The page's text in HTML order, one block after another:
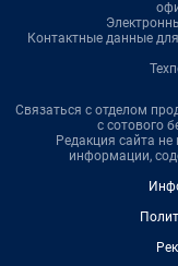
Контактные данные
Связаться с отделом
с сотового
Редакция сайта не
информации,